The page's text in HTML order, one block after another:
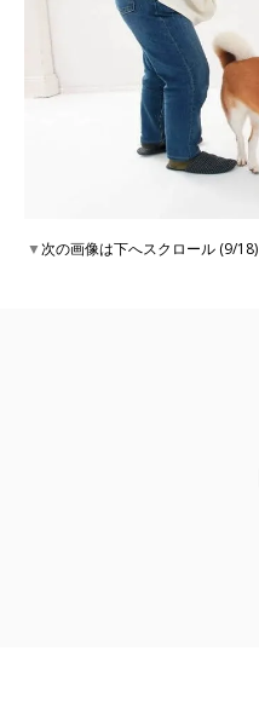
▼次の画像は下へスクロール (9/18)